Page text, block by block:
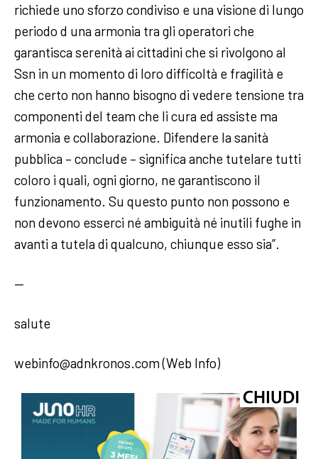
richiede uno sforzo condiviso e una visione di lungo
periodo d una armonia tra gli operatori che
garantisca serenità ai cittadini che si rivolgono al
Ssn in un momento di loro difficoltà e fragilità e
che certo non hanno bisogno di vedere tensione tra
componenti del team che li cura ed assiste ma
armonia e collaborazione. Difendere la sanità
pubblica – conclude – significa anche tutelare tutti
coloro i quali, ogni giorno, ne garantiscono il
funzionamento. Su questo punto non possono e
non devono esserci né ambiguità né inutili fughe in
avanti a tutela di qualcuno, chiunque esso sia”.
—
salute
webinfo@adnkronos.com (Web Info)